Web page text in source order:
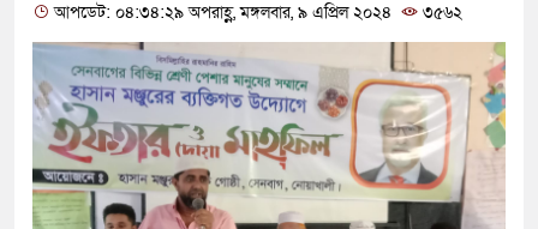
আপডেট: ০৪:৩৪:২৯ অপরাহ্ণ, মঙ্গলবার, ৯ এপ্রিল ২০২৪
৩৫৬২